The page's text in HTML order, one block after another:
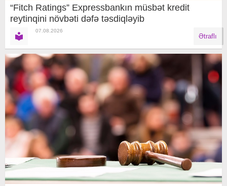
“Fitch Ratings” Expressbankın müsbət kredit
reytinqini növbəti dəfə təsdiqləyib
07.08.2026
Ətraflı